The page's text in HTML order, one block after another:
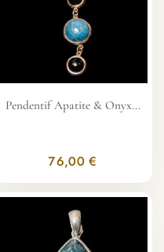
Pendentif Apatite & Onyx...
76,00 €